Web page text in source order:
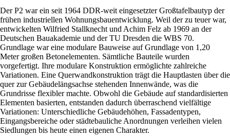
Der P2 war ein seit 1964 DDR-weit eingesetzter Großtafelbautyp der
frühen industriellen Wohnungsbauentwicklung. Weil der zu teuer war,
entwickelten Wilfried Stallknecht und Achim Felz ab 1969 an der
Deutschen Bauakademie und der TU Dresden die WBS 70.
Grundlage war eine modulare Bauweise auf Grundlage von 1,20
Meter großen Betonelementen. Sämtliche Bauteile wurden
vorgefertigt. Ihre modulare Konstruktion ermöglichte zahlreiche
Variationen. Eine Querwandkonstruktion trägt die Hauptlasten über die
quer zur Gebäudelängsachse stehenden Innenwände, was die
Grundrisse flexibler machte. Obwohl die Gebäude auf standardisierten
Elementen basierten, entstanden dadurch überraschend vielfältige
Variationen: Unterschiedliche Gebäudehöhen, Fassadentypen,
Eingangsbereiche oder städtebauliche Anordnungen verleihen vielen
Siedlungen bis heute einen eigenen Charakter.